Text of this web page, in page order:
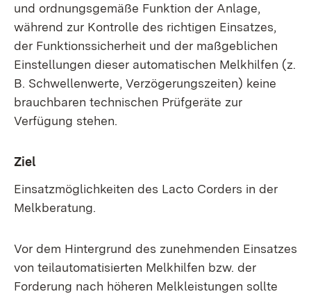
und ordnungsgemäße Funktion der Anlage,
während zur Kontrolle des richtigen Einsatzes,
der Funktionssicherheit und der maßgeblichen
Einstellungen dieser automatischen Melkhilfen (z.
B. Schwellenwerte, Verzögerungszeiten) keine
brauchbaren technischen Prüfgeräte zur
Verfügung stehen.
Ziel
Einsatzmöglichkeiten des Lacto Corders in der
Melkberatung.
Vor dem Hintergrund des zunehmenden Einsatzes
von teilautomatisierten Melkhilfen bzw. der
Forderung nach höheren Melkleistungen sollte